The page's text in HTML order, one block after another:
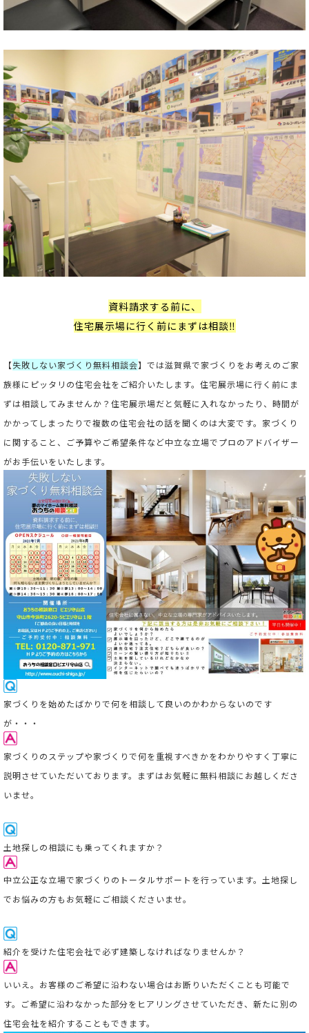
資料請求する前に、
住宅展示場に行く前にまずは相談‼
【失敗しない家づくり無料相談会】では滋賀県で家づくりをお考えのご家
族様にピッタリの住宅会社をご紹介いたします。住宅展示場に行く前にま
ずは相談してみませんか？住宅展示場だと気軽に入れなかったり、時間が
かかってしまったりで複数の住宅会社の話を聞くのは大変です。家づくり
に関すること、ご予算やご希望条件など中立な立場でプロのアドバイザー
がお手伝いをいたします。
家づくりを始めたばかりで何を相談して良いのかわからないのです
が・・・
家づくりのステップや家づくりで何を重視すべきかをわかりやすく丁寧に
説明させていただいております。まずはお気軽に無料相談にお越しくださ
いませ。
土地探しの相談にも乗ってくれますか？
中立公正な立場で家づくりのトータルサポートを行っています。 土地探し
でお悩みの方もお気軽にご相談くださいませ。
紹介を受けた住宅会社で必ず建築しなければなりませんか？
いいえ。お客様のご希望に沿わない場合はお断りいただくことも可能で
す。ご希望に沿わなかった部分をヒアリングさせていただき、新たに別の
住宅会社を紹介することもできます。